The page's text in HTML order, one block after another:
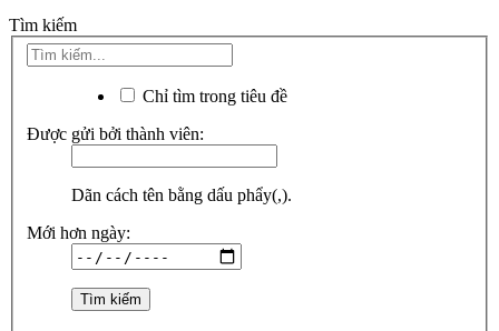
Tìm kiếm
Chỉ tìm trong tiêu đề
Được gửi bởi thành viên:
Dãn cách tên bằng dấu phẩy(,).
Mới hơn ngày: